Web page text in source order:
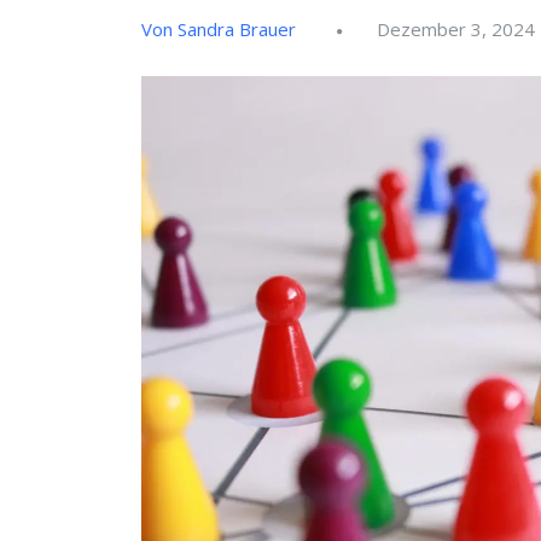
Von Sandra Brauer Dezember 3, 2024